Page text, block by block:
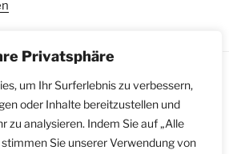
Privatsphäre
um Ihr Surferlebnis zu verbessern,
oder Inhalte bereitzustellen und
zu analysieren. Indem Sie auf „Alle
Sie unserer Verwendung von
|Meldestelle